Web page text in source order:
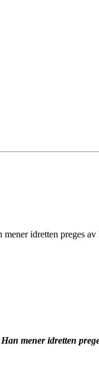
idretten preges
mener idretten